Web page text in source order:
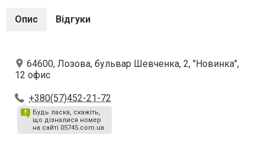
Опис Відгуки
64600, Лозова, бульвар Шевченка, 2, "Новинка",
12 офис
+380(57)452-21-72
Будь ласка, скажіть,
що дізналися номер
на сайті 05745.com.ua